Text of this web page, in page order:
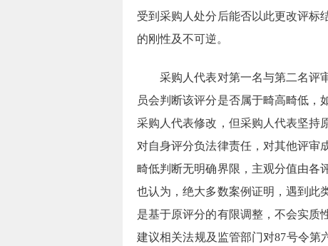
受到采购人处分后能否以此更改评标
的刚性及不可逆。
采购人代表对第一名与第二名评
员会判断该评分是否属于畸高畸低，
采购人代表修改，但采购人代表坚持
对自身评分负法律责任，对其他评审
畸低判断无明确界限，主观分值由各
也认为，绝大多数案例证明，遇到此
是基于原评分的有限调整，不会实质
建议相关法规及监管部门对87号令第